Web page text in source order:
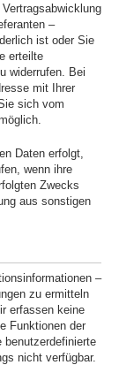
–
ist oder Sie
erteilte
widerrufen. Bei
mit Ihrer
sich vom
Daten erfolgt,
wenn ihre
Zwecks
aus sonstigen
–
zu ermitteln
erfassen keine
Funktionen der
benutzerdefinierte
nicht verfügbar.